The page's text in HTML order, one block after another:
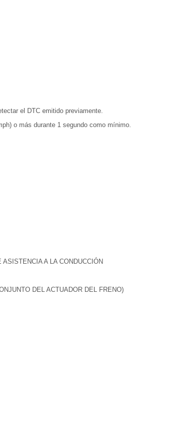
el DTC emitido previamente.
o más durante 1 segundo como mínimo.
A LA CONDUCCIÓN
DEL ACTUADOR DEL FRENO)